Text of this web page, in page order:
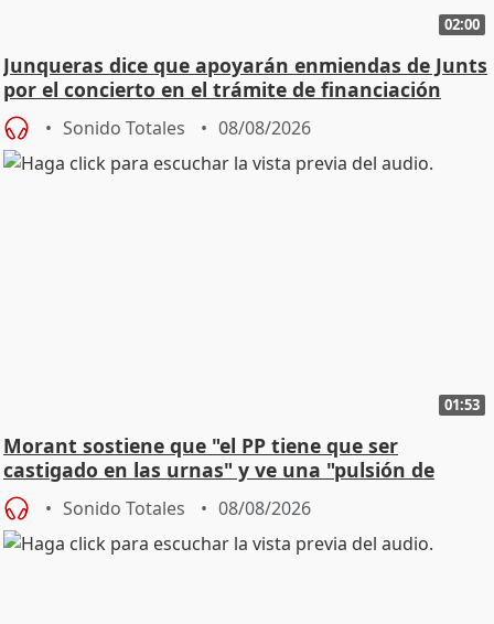
02:00
Junqueras dice que apoyarán enmiendas de Junts
por el concierto en el trámite de financiación
Sonido Totales 08/08/2026
01:53
Morant sostiene que "el PP tiene que ser
castigado en las urnas" y ve una "pulsión de
cambio"
Sonido Totales 08/08/2026